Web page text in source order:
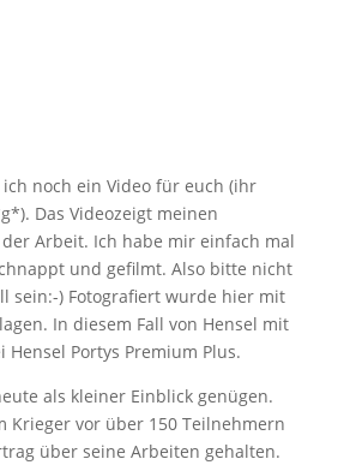
noch ein Video für euch (ihr
Das Videozeigt meinen
Arbeit. Ich habe mir einfach mal
und gefilmt. Also bitte nicht
sein:-) Fotografiert wurde hier mit
In diesem Fall von Hensel mit
Hensel Portys Premium Plus.
als kleiner Einblick genügen.
Krieger vor über 150 Teilnehmern
über seine Arbeiten gehalten.